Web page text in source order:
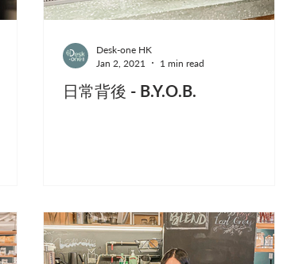
日常背後 - B.Y.O.B.
Desk-one HK
Jan 2, 2021
1 min read